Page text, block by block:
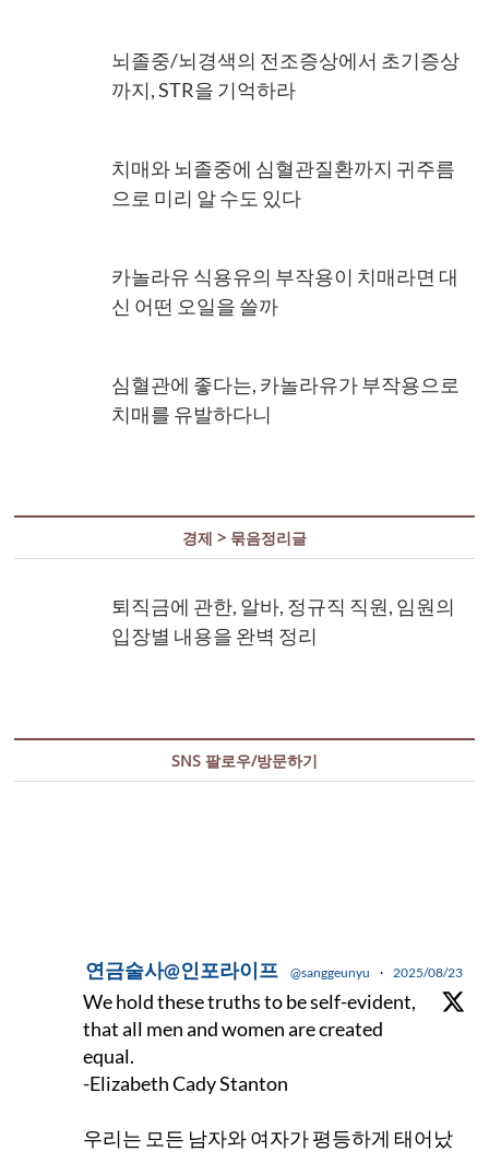
뇌졸중/뇌경색의 전조증상에서 초기증상
까지, STR을 기억하라
치매와 뇌졸중에 심혈관질환까지 귀주름
으로 미리 알 수도 있다
카놀라유 식용유의 부작용이 치매라면 대
신 어떤 오일을 쓸까
심혈관에 좋다는, 카놀라유가 부작용으로
치매를 유발하다니
경제 > 묶음정리글
퇴직금에 관한, 알바, 정규직 직원, 임원의
입장별 내용을 완벽 정리
SNS 팔로우/방문하기
연금술사@인포라이프 @sanggeunyu · 2025/08/23
We hold these truths to be self-evident,
that all men and women are created
equal.
-Elizabeth Cady Stanton
우리는 모든 남자와 여자가 평등하게 태어났